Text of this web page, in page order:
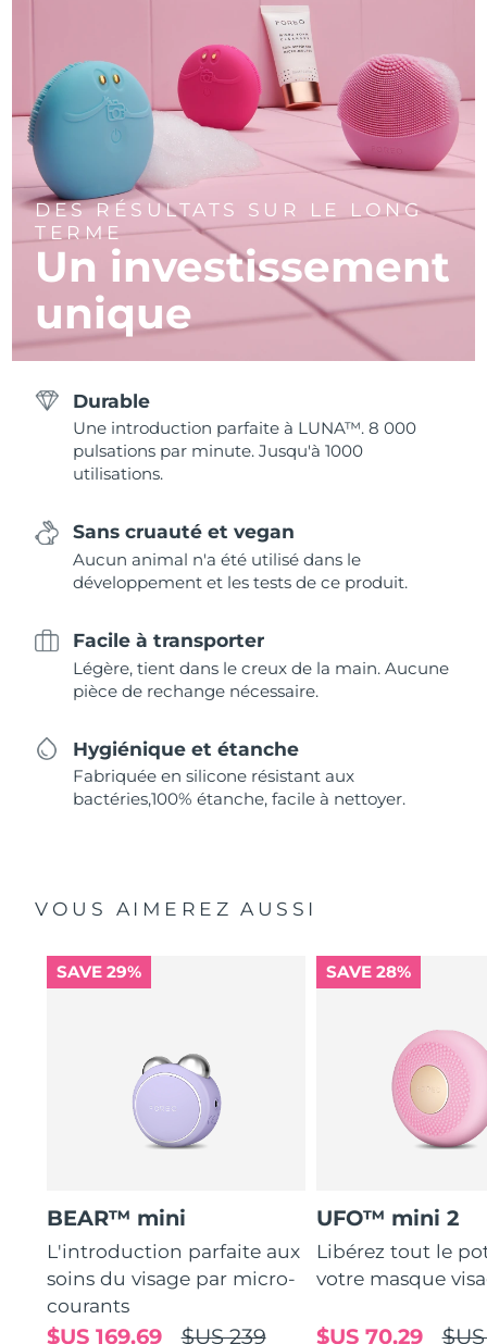
DES RÉSULTATS SUR LE LONG
TERME
Un investissement
unique
Durable
Une introduction parfaite à LUNA™. 8 000
pulsations par minute. Jusqu'à 1000
utilisations.
Sans cruauté et vegan
Aucun animal n'a été utilisé dans le
développement et les tests de ce produit.
Facile à transporter
Légère, tient dans le creux de la main. Aucune
pièce de rechange nécessaire.
Hygiénique et étanche
Fabriquée en silicone résistant aux
bactéries,100% étanche, facile à nettoyer.
VOUS AIMEREZ AUSSI
SAVE 29%
BEAR™ mini
L'introduction parfaite aux
soins du visage par micro-
courants
$US 239
$US 169,69
SAVE 28%
UFO™ mini 2
Libérez tout le
votre masque
$US 70,29